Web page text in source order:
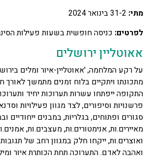
מתי:
לפרטים: כניסה חופשית בשעות פעילות
אאוטליין ירושלים
על רקע המלחמה, 'אאוטליין-איור ומלים
מתכונתו ויתקיים בלוח זמנים מתמשך לאורך
התקופה ייפתחו עשרות תערוכות יחיד
פרשנויות וסיפורים, לצד מגוון פעילויות
סגורים ופתוחים, בגלריות, במבנים ייחודיים
מאיירים.ות, אנימטורים.ות, מעצבים.ות,
ואוצרים.ות, ייקחו חלק במגוון רחב של
ואהבה לאדם. התערוכה תחת הכותרת איור